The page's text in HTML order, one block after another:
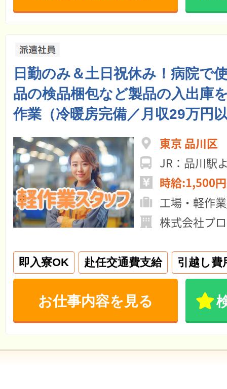
日勤のみ＆土日祝休み！病院で
品の検品梱包など製品の入出庫
作業（冷暖房完備／月収29万円
東京 品川区
JR：品川駅
時給:1,500
工場・軽作
株式会社プ
即入寮OK 赴任交通費支給 引越し費
お仕事内容を見る